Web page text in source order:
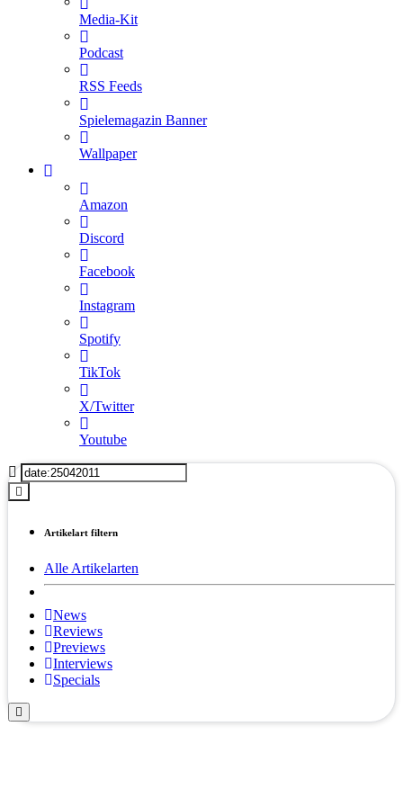
Media-Kit
Podcast
RSS Feeds
Spielemagazin Banner
Wallpaper
Amazon
Discord
Facebook
Instagram
Spotify
TikTok
X/Twitter
Youtube
Artikelart filtern
Alle Artikelarten
News
Reviews
Previews
Interviews
Specials